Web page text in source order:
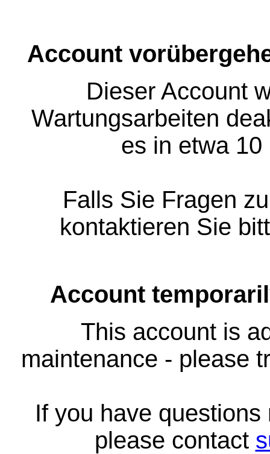
Account
Dieser Account
Wartungsarbeiten
es in etwa
Falls Sie Fragen
kontaktieren Sie
Account
This account is
maintenance - please
If you have
please contact